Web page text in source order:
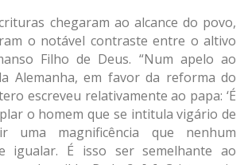
chegaram ao alcance do povo,
o notável contraste entre o altivo
Filho de Deus. “Num apelo ao
Alemanha, em favor da reforma do
escreveu relativamente ao papa: ‘É
o homem que se intitula vigário de
uma magnificência que nenhum
igualar. É isso ser semelhante ao